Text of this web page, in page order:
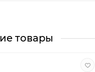
товары